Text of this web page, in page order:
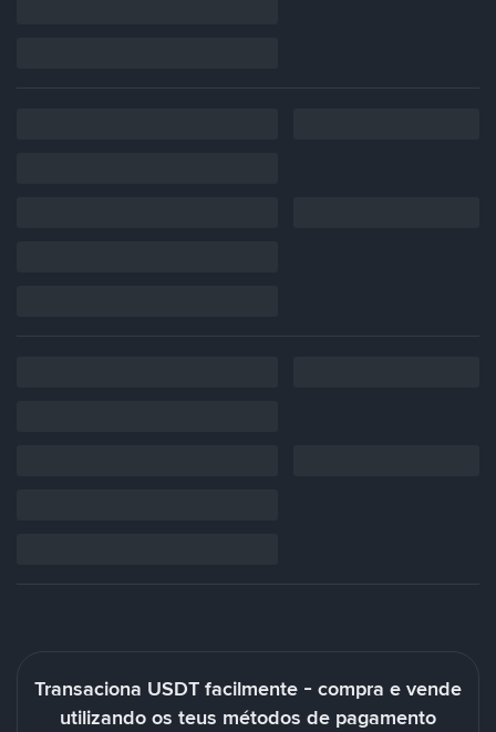
Transaciona USDT facilmente - compra e vende
utilizando os teus métodos de pagamento